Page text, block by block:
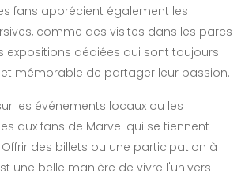
fans apprécient également les
comme des visites dans les parcs
expositions dédiées qui sont toujours
mémorable de partager leur passion.
les événements locaux ou les
aux fans de Marvel qui se tiennent
des billets ou une participation à
une belle manière de vivre l'univers